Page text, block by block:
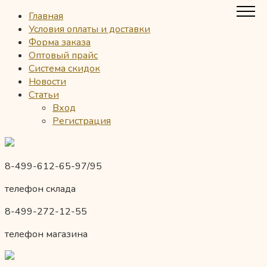
Главная
Условия оплаты и доставки
Форма заказа
Оптовый прайс
Система скидок
Новости
Статьи
Вход
Регистрация
8-499-612-65-97/95
телефон склада
8-499-272-12-55
телефон магазина